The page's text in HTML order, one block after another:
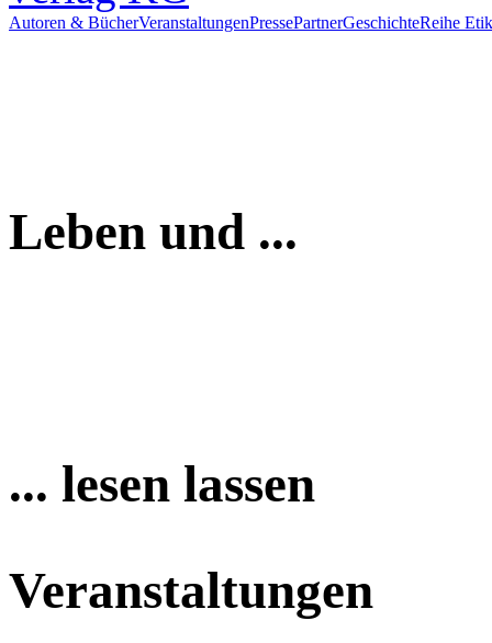
Autoren & BücherVeranstaltungenPressePartnerGeschichteReihe
Leben und ...
... lesen lassen
Veranstaltungen